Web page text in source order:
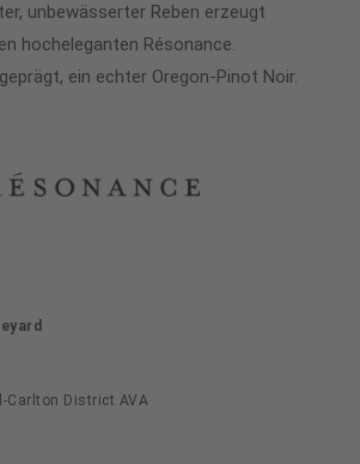
unbewässerter Reben erzeugt
hocheleganten Résonance.
ein echter Oregon-Pinot Noir.
Carlton District AVA